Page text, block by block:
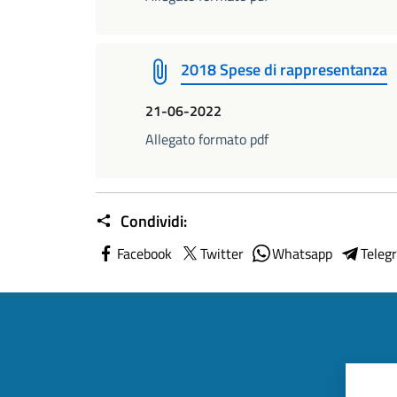
2018 Spese di rappresentanza
21-06-2022
Allegato formato pdf
Condividi:
Facebook Twitter Whatsapp